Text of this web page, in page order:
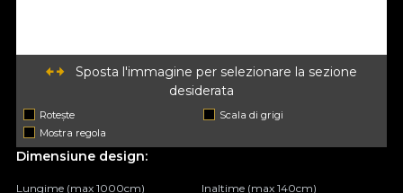
Sposta l'immagine per selezionare la sezione
desiderata
Rotește
Scala di grigi
Mostra regola
Dimensiune design:
Lungime (max 1000cm) Inaltime (max 140cm)